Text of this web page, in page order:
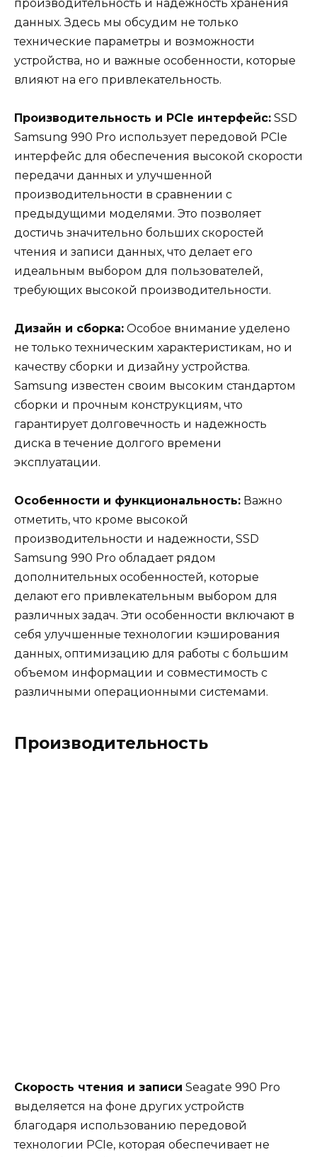
производительность и надежность хранения
данных. Здесь мы обсудим не только
технические параметры и возможности
устройства, но и важные особенности, которые
влияют на его привлекательность.
Производительность и PCIe интерфейс: SSD
Samsung 990 Pro использует передовой PCIe
интерфейс для обеспечения высокой скорости
передачи данных и улучшенной
производительности в сравнении с
предыдущими моделями. Это позволяет
достичь значительно больших скоростей
чтения и записи данных, что делает его
идеальным выбором для пользователей,
требующих высокой производительности.
Дизайн и сборка: Особое внимание уделено
не только техническим характеристикам, но и
качеству сборки и дизайну устройства.
Samsung известен своим высоким стандартом
сборки и прочным конструкциям, что
гарантирует долговечность и надежность
диска в течение долгого времени
эксплуатации.
Особенности и функциональность: Важно
отметить, что кроме высокой
производительности и надежности, SSD
Samsung 990 Pro обладает рядом
дополнительных особенностей, которые
делают его привлекательным выбором для
различных задач. Эти особенности включают в
себя улучшенные технологии кэширования
данных, оптимизацию для работы с большим
объемом информации и совместимость с
различными операционными системами.
Производительность
Скорость чтения и записи Seagate 990 Pro
выделяется на фоне других устройств
благодаря использованию передовой
технологии PCIe, которая обеспечивает не